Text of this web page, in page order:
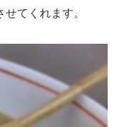
てくれます。